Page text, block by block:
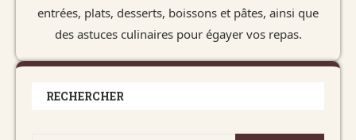
entrées, plats, desserts, boissons et pâtes, ainsi que
des astuces culinaires pour égayer vos repas.
RECHERCHER